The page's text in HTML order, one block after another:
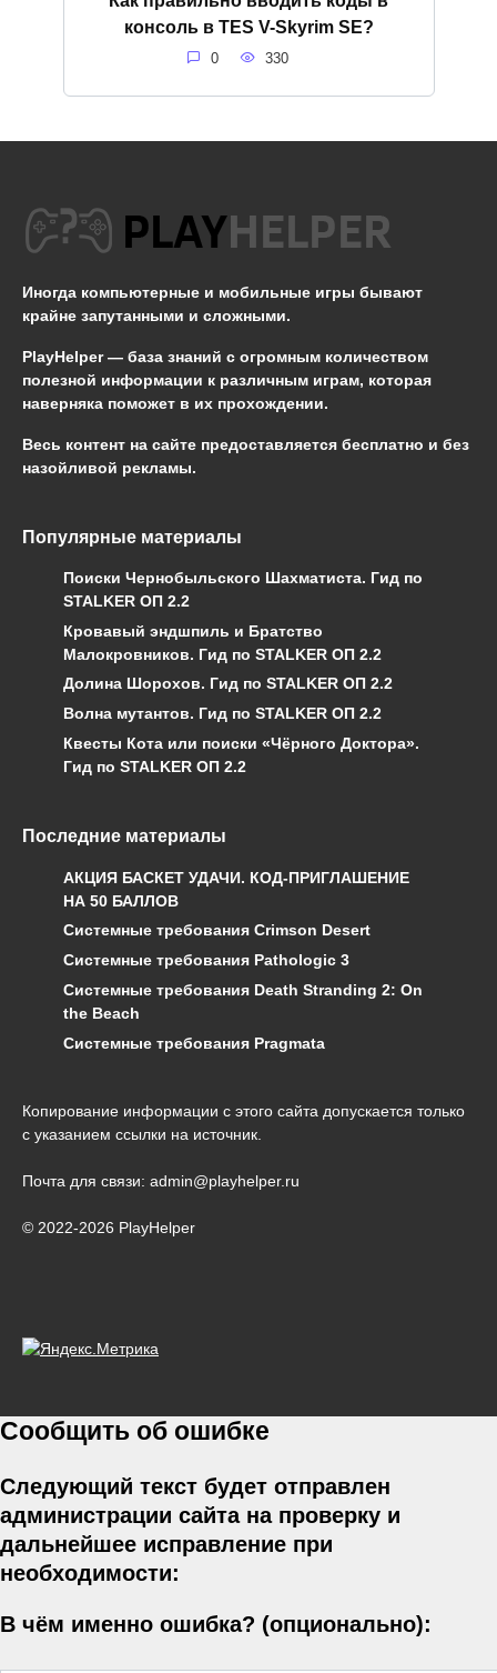
консоль в ТES V-Skyrim SE?
0 330
Иногда компьютерные и мобильные игры бывают
крайне запутанными и сложными.
PlayHelper — база знаний с огромным количеством
полезной информации к различным играм, которая
наверняка поможет в их прохождении.
Весь контент на сайте предоставляется бесплатно и без
назойливой рекламы.
Популярные материалы
Поиски Чернобыльского Шахматиста. Гид по
STALKER ОП 2.2
Кровавый эндшпиль и Братство
Малокровников. Гид по STALKER ОП 2.2
Долина Шорохов. Гид по STALKER ОП 2.2
Волна мутантов. Гид по STALKER ОП 2.2
Квесты Кота или поиски «Чёрного Доктора».
Гид по STALKER ОП 2.2
Последние материалы
АКЦИЯ БАСКЕТ УДАЧИ. КОД-ПРИГЛАШЕНИЕ
НА 50 БАЛЛОВ
Системные требования Crimson Desert
Системные требования Pathologic 3
Системные требования Death Stranding 2: On
the Beach
Системные требования Pragmata
Копирование информации с этого сайта допускается только
с указанием ссылки на источник.
Почта для связи: admin@playhelper.ru
© 2022-2026 PlayHelper
Сообщить об ошибке
Следующий текст будет отправлен
администрации сайта на проверку и
дальнейшее исправление при
необходимости:
В чём именно ошибка? (опционально):